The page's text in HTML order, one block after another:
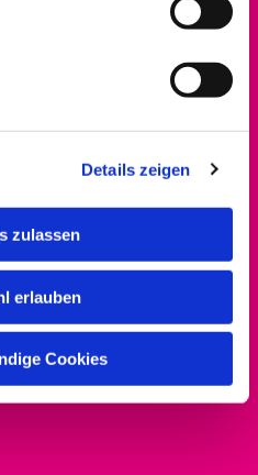
Details zeigen
zulassen
erlauben
Cookies